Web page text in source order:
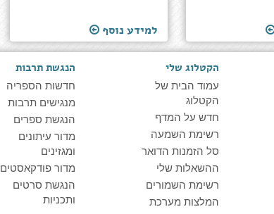
למידע נוסף
הקטלוג שלי
עמוד הבית של
הקטלוג
חדש על המדף
רשימת השמעה
סל הזמנות הדואר
ההשאלות שלי
רשימת השמורים
המלצות מערכת
הנגשת תרבות
חדשות הספריה
מנגישים תרבות
הנגשת ספרים
מדור עיתונים
ומגזינים
מדור פודקאסטים
הנגשת סרטים
ותכניות